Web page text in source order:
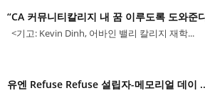
“CA 커뮤니티칼리지 내 꿈 이루도록 도와준
<기고: Kevin Dinh, 어바인 밸리 칼리지 재학...
유엔 Refuse Refuse 설립자-메모리얼 데이